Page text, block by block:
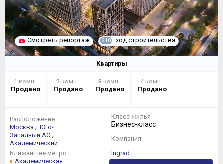
Смотреть репортаж 210 ход строительства
Квартиры
1 комн.
Продано
2 комн.
Продано
3 комн.
Продано
4 комн.
Продано
Расположение
Москва , Юго-
Западный АО ,
Академический
Ближайшее метро
Академическая
Класс жилья
Бизнес-класс
Компания
Ingrad